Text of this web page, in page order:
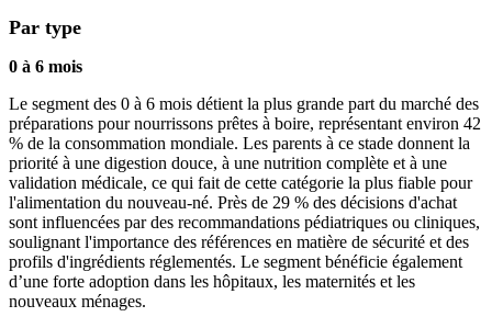
Par type
0 à 6 mois
Le segment des 0 à 6 mois détient la plus grande part du marché des
préparations pour nourrissons prêtes à boire, représentant environ 42
% de la consommation mondiale. Les parents à ce stade donnent la
priorité à une digestion douce, à une nutrition complète et à une
validation médicale, ce qui fait de cette catégorie la plus fiable pour
l'alimentation du nouveau-né. Près de 29 % des décisions d'achat
sont influencées par des recommandations pédiatriques ou cliniques,
soulignant l'importance des références en matière de sécurité et des
profils d'ingrédients réglementés. Le segment bénéficie également
d’une forte adoption dans les hôpitaux, les maternités et les
nouveaux ménages.